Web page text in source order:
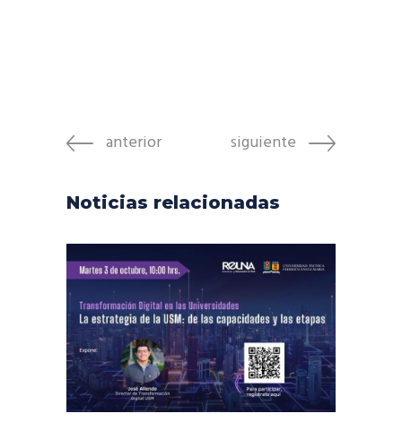
anterior siguiente
Noticias relacionadas